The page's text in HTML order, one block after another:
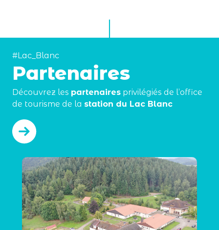
#Lac_Blanc
Partenaires
Découvrez les partenaires privilégiés de l’office
de tourisme de la station du Lac Blanc